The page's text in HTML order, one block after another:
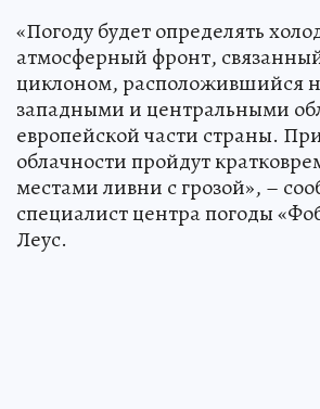
«Погоду будет определять
атмосферный фронт,
циклоном, расположившийся
западными и центральными
европейской части страны.
облачности пройдут
местами ливни с грозой», –
специалист центра погоды
Леус.